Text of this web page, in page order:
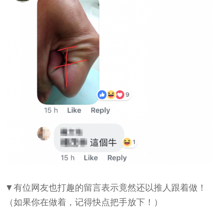
▼有位网友也打趣的留言表示竟然还以推人跟着做！
（如果你在做着，记得快点把手放下！）